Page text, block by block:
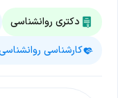
دکتری روانشناسی
کارشناسی